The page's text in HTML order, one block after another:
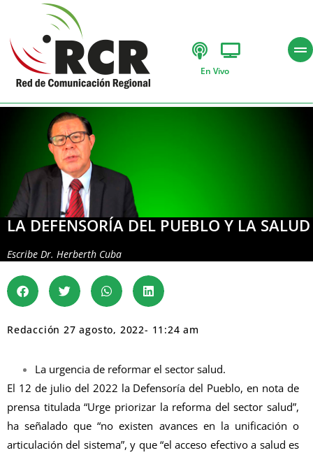
En Vivo
LA DEFENSORÍA DEL PUEBLO Y LA SALUD
Escribe Dr. Herberth Cuba
Redacción 27 agosto, 2022- 11:24 am
La urgencia de reformar el sector salud.
El 12 de julio del 2022 la Defensoría del Pueblo, en nota de
prensa titulada “Urge priorizar la reforma del sector salud”,
ha señalado que “no existen avances en la unificación o
articulación del sistema”, y que “el acceso efectivo a salud es